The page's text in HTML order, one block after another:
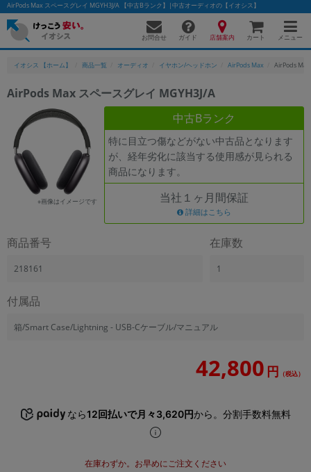
AirPods Max スペースグレイ MGYH3J/A 【中古Bランク】|中古オーディオの【イオシス】
お問合せ ガイド 店舗案内 カート メニュー
イオシス 【ホーム】 商品一覧 オーディオ イヤホン/ヘッドホン AirPods Max AirPods
AirPods Max スペースグレイ MGYH3J/A
※画像はイメージです
中古Bランク
特に目立つ傷などがない中古品となります
が、経年劣化に該当する使用感が見られる
商品になります。
当社１ヶ月間保証
詳細はこちら
商品番号
218161
在庫数
1
付属品
箱/Smart Case/Lightning - USB-Cケーブル/マニュアル
42,800 円 （税込）
なら12回払いで月々3,620円から。分割手数料無料
在庫わずか。お早めにご注文ください
かんたんパソコン検索に切り替える
フリーワード
除外ワード
カテゴリー
商品シリーズ名・ブランド名の絞り込み。
「5G対応」「防水」「ワンセグ」など